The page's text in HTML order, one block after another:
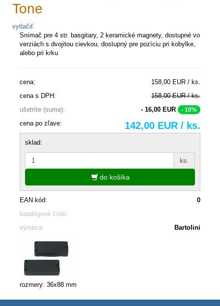
Tone
vytlačiť
Snímač pre 4 str. basgitary, 2 keramické magnety, dostupné vo
verziách s dvojitou cievkou, dostupný pre pozíciu pri kobylke,
alebo pri krku
cena:
158,00 EUR / ks.
cena s DPH:
158,00 EUR / ks.
ušetríte (suma):
- 16,00 EUR - 10%
cena po zľave: 142,00 EUR / ks.
sklad:
ks.
do košíka
EAN kód:
0
katalógové číslo:
výrobca:
Bartolini
rozmery: 36x88 mm